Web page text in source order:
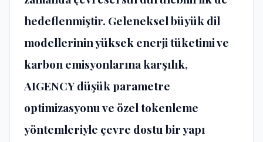
hedeflenmiştir. Geleneksel büyük dil
modellerinin yüksek enerji tüketimi ve
karbon emisyonlarına karşılık,
AIGENCY düşük parametre
optimizasyonu ve özel tokenleme
yöntemleriyle çevre dostu bir yapı